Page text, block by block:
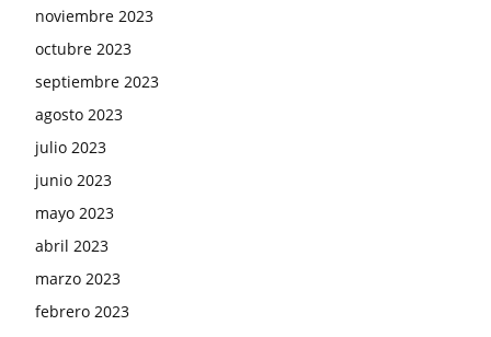
noviembre 2023
octubre 2023
septiembre 2023
agosto 2023
julio 2023
junio 2023
mayo 2023
abril 2023
marzo 2023
febrero 2023